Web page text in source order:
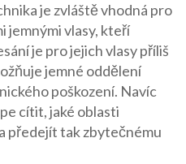
je zvláště vhodná pro
jemnými vlasy, kteří
je pro jejich vlasy příliš
jemné oddělení
poškození. Navíc
cítit, jaké oblasti
předejít tak zbytečnému